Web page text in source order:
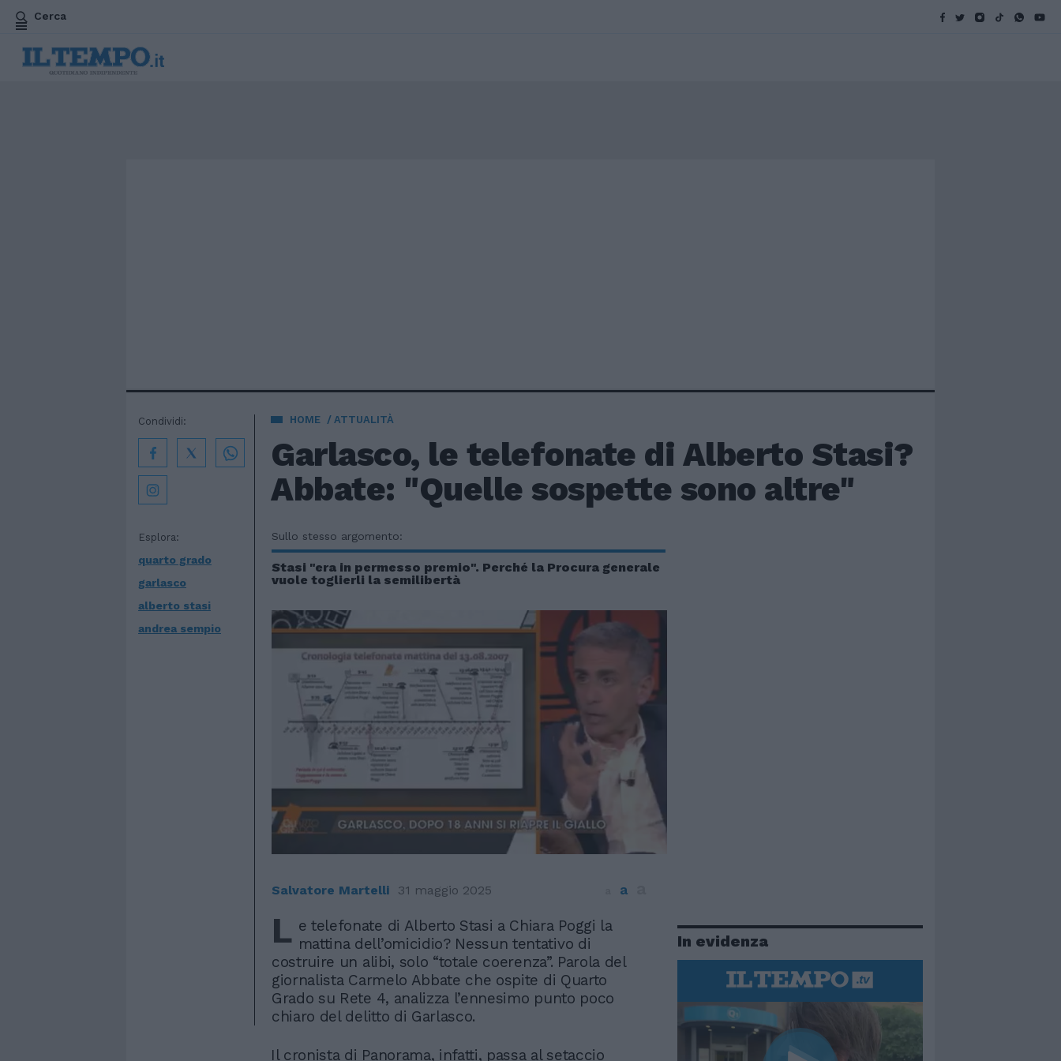
Cerca
HOME ATTUALITÀ
Garlasco, le telefonate di Alberto Stasi?
Abbate: "Quelle sospette sono altre"
Esplora:
quarto grado
garlasco
alberto stasi
andrea sempio
Condividi:
Sullo stesso argomento:
Stasi "era in permesso premio". Perché la Procura generale
vuole toglierli la semilibertà
Salvatore Martelli 31 maggio 2025 a
L e telefonate di Alberto Stasi a Chiara Poggi la
mattina dell’omicidio? Nessun tentativo di
costruire un alibi, solo “totale coerenza”. Parola del
giornalista Carmelo Abbate che ospite di Quarto
Grado su Rete 4, analizza l’ennesimo punto poco
chiaro del delitto di Garlasco.
Il cronista di Panorama, infatti, passa al setaccio
In evidenza